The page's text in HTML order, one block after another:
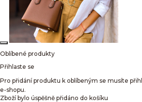
Oblíbené produkty
Přihlaste se
Pro přidání produktu k oblíbeným se musíte
e-shopu.
Zboží bylo úspěšně přidáno do košíku